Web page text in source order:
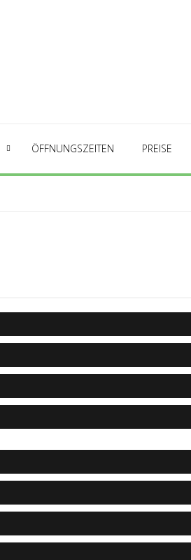
ÖFFNUNGSZEITEN PREISE